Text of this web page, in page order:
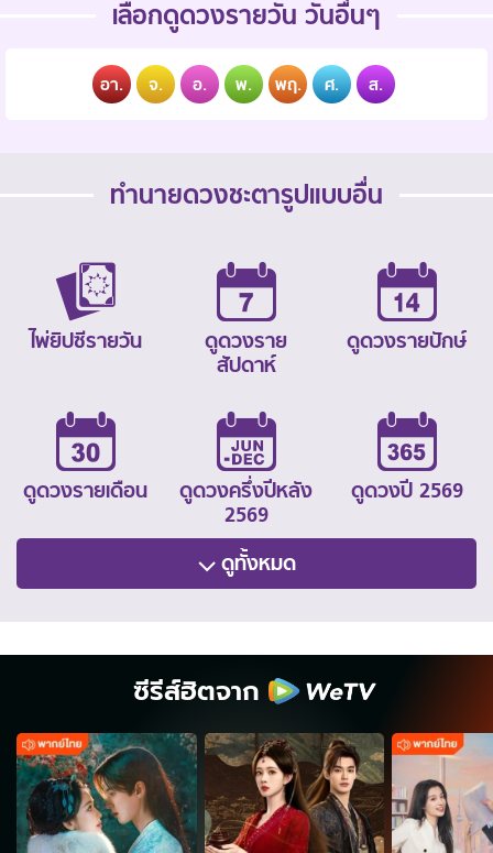
เลือกดูดวงรายวัน วันอื่นๆ
อา. จ. อ. พ. พฤ. ศ. ส.
ทำนายดวงชะตารูปแบบอื่น
ไพ่ยิปซีรายวัน
ดูดวงราย
สัปดาห์
ดูดวงรายปักษ์
ดูดวงรายเดือน
ดูดวงครึ่งปีหลัง
2569
ดูดวงปี 2569
ดูทั้งหมด
ซีรีส์ฮิตจาก